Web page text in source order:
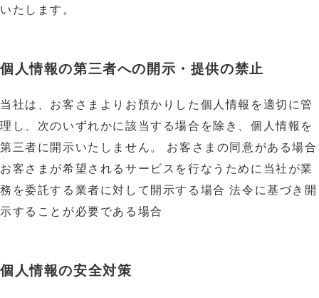
いたします。
個人情報の第三者への開示・提供の禁止
当社は、お客さまよりお預かりした個人情報を適切に管
理し、次のいずれかに該当する場合を除き、個人情報を
第三者に開示いたしません。 お客さまの同意がある場合
お客さまが希望されるサービスを行なうために当社が業
務を委託する業者に対して開示する場合 法令に基づき開
示することが必要である場合
個人情報の安全対策